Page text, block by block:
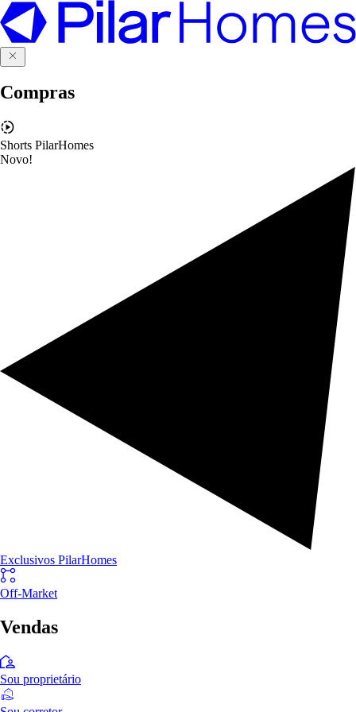
Compras
Shorts PilarHomes
Novo!
Exclusivos PilarHomes
Off-Market
Vendas
Sou proprietário